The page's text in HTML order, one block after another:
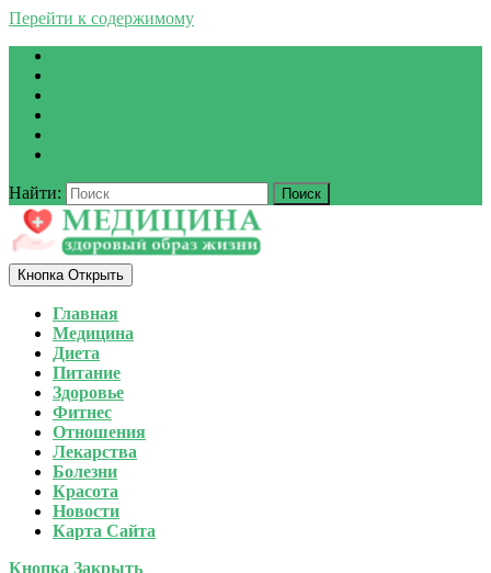
Перейти к содержимому
Найти:
Кнопка Открыть
Главная
Медицина
Диета
Питание
Здоровье
Фитнес
Отношения
Лекарства
Болезни
Красота
Новости
Карта Сайта
Кнопка Закрыть